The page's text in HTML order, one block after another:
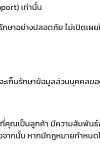
เท่านั้น
อย่างปลอดภัย ไม่เปิดเผย
ก็บรักษาข้อมูลส่วนบุคคลข
ที่คุณเป็นลูกค้า มีความสัมพัน
กนั้น หากมีกฎหมายกำหนด